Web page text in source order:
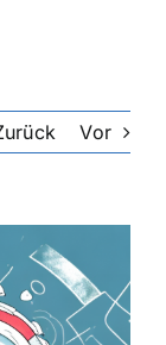
Vor